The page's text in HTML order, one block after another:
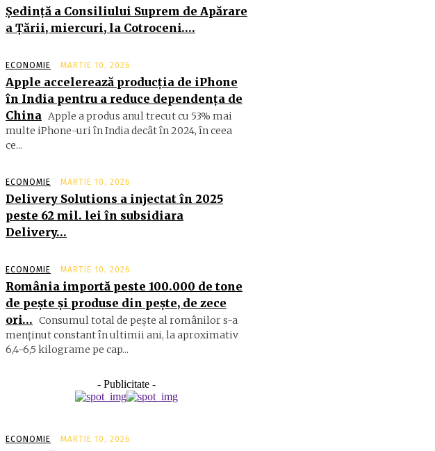
Şedinţă a Consiliului Suprem de Apărare
a Ţării, miercuri, la Cotroceni….
ECONOMIE MARTIE 10, 2026
Apple accelerează producția de iPhone
în India pentru a reduce dependența de
China Apple a produs anul trecut cu 53% mai
multe iPhone-uri în India decât în 2024, în ceea
ce...
ECONOMIE MARTIE 10, 2026
Delivery Solutions a injectat în 2025
peste 62 mil. lei în subsidiara
Delivery…
ECONOMIE MARTIE 10, 2026
România importă peste 100.000 de tone
de peşte şi produse din peşte, de zece
ori… Consumul total de peşte al ro­mâ­nilor s-a
menţinut constant în ul­timii ani, la aproximativ
6,4-6,5 ki­lograme pe cap...
- Publicitate -
ECONOMIE MARTIE 10, 2026